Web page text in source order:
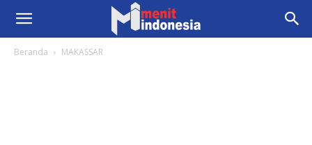
Beranda MAKASSAR